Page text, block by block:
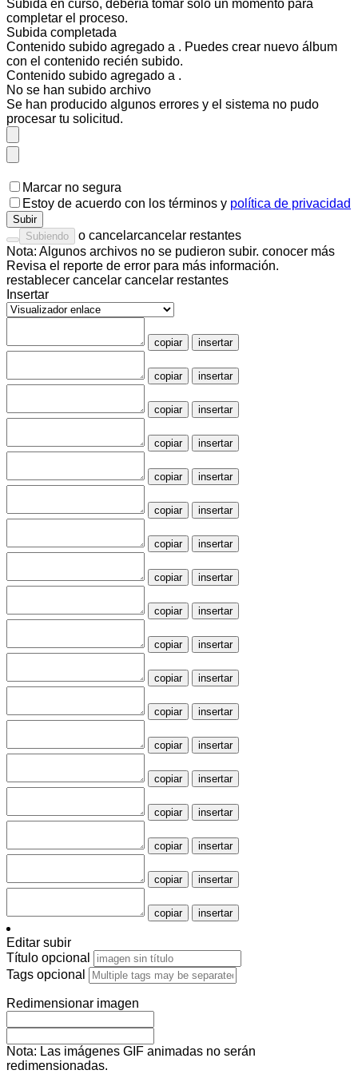
Subida en curso, debería tomar solo un momento para
completar el proceso.
Subida completada
Contenido subido agregado a . Puedes crear nuevo álbum
con el contenido recién subido.
Contenido subido agregado a .
No se han subido archivo
Se han producido algunos errores y el sistema no pudo
procesar tu solicitud.
Marcar no segura
Estoy de acuerdo con los términos y política de privacidad
Subir
Subiendo
o cancelarcancelar restantes
Nota: Algunos archivos no se pudieron subir. conocer más
Revisa el reporte de error para más información.
restablecer cancelar cancelar restantes
Insertar
copiar insertar
copiar insertar
copiar insertar
copiar insertar
copiar insertar
copiar insertar
copiar insertar
copiar insertar
copiar insertar
copiar insertar
copiar insertar
copiar insertar
copiar insertar
copiar insertar
copiar insertar
copiar insertar
copiar insertar
copiar insertar
Editar subir
Título opcional
Tags opcional
Redimensionar imagen
Nota: Las imágenes GIF animadas no serán
redimensionadas.